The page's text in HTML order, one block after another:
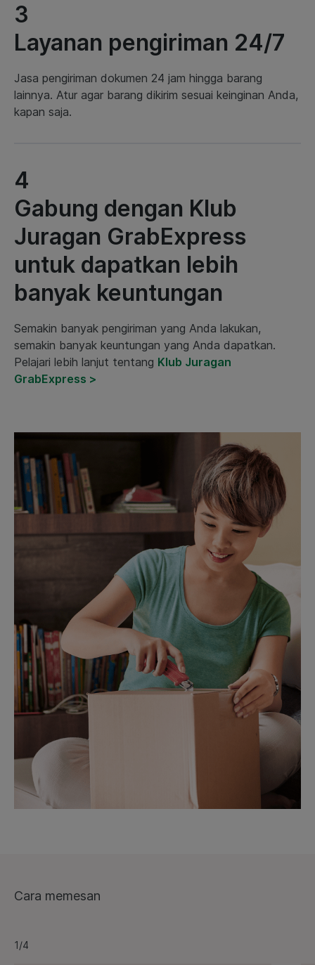
3
Layanan pengiriman 24/7
Jasa pengiriman dokumen 24 jam hingga barang
lainnya. Atur agar barang dikirim sesuai keinginan Anda,
kapan saja.
4
Gabung dengan Klub
Juragan GrabExpress
untuk dapatkan lebih
banyak keuntungan
Semakin banyak pengiriman yang Anda lakukan,
semakin banyak keuntungan yang Anda dapatkan.
Pelajari lebih lanjut tentang Klub Juragan
GrabExpress >
Cara memesan
1/4